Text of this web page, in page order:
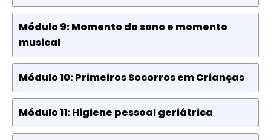
Módulo 9: Momento do sono e momento
musical
Módulo 10: Primeiros Socorros em Crianças
Módulo 11: Higiene pessoal geriátrica